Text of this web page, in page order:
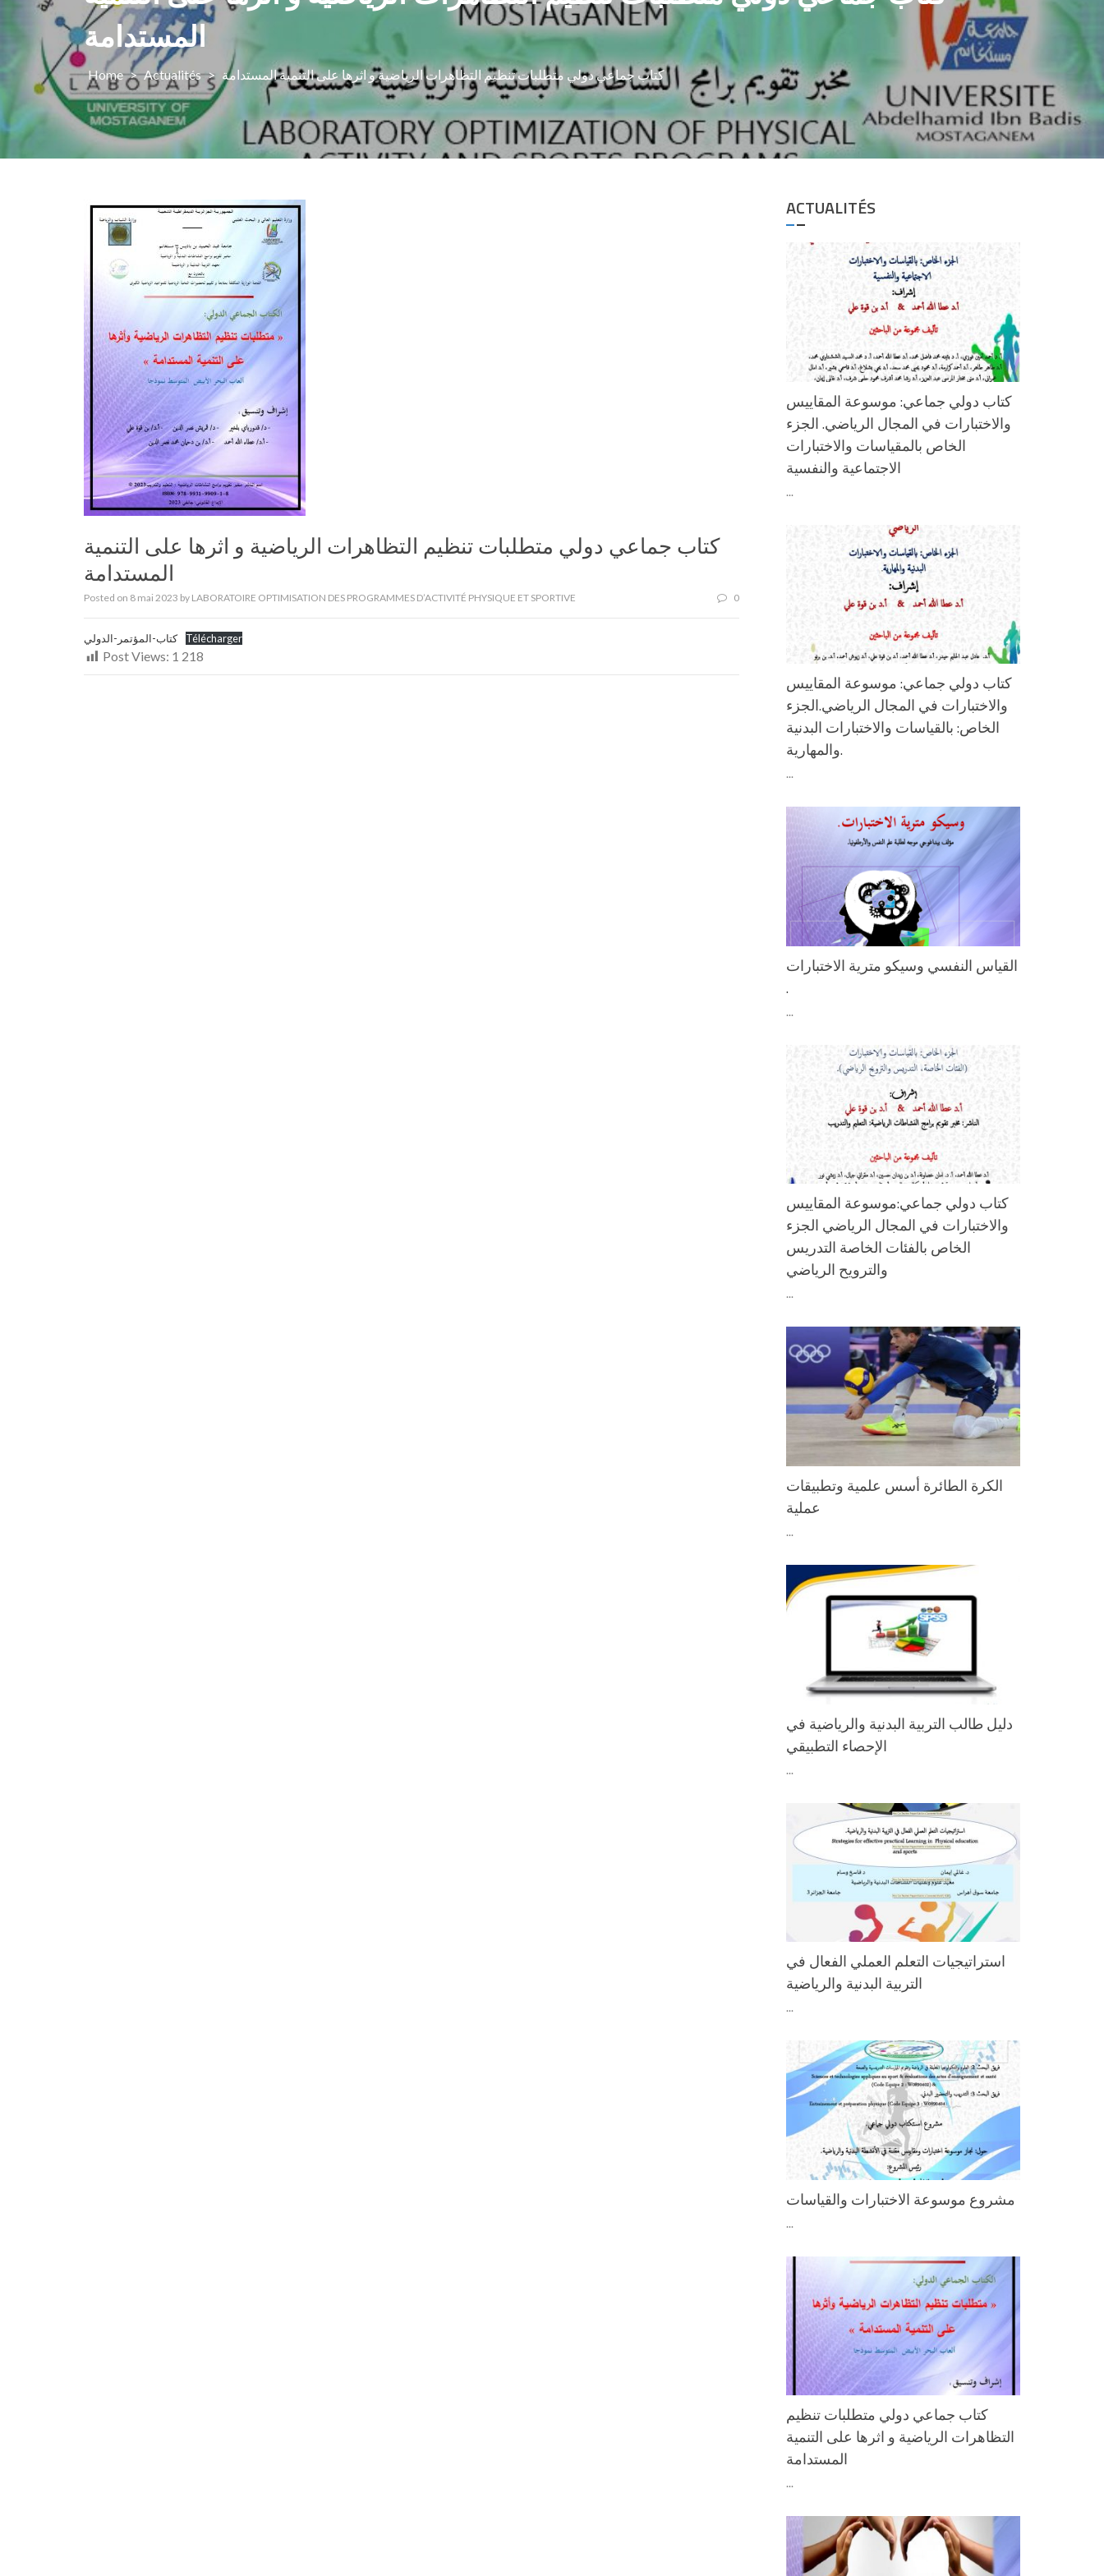
المستدامة
Home > Actualités > كتاب جماعي دولي متطلبات تنظيم التظاهرات الرياضية و اثرها على التنمية المستدامة
كتاب جماعي دولي متطلبات تنظيم التظاهرات الرياضية و اثرها على التنمية
المستدامة
Posted on 8 mai 2023 by LABORATOIRE OPTIMISATION DES PROGRAMMES D’ACTIVITÉ PHYSIQUE ET SPORTIVE 0
كتاب-المؤتمر-الدولي Télécharger
Post Views: 1 218
ACTUALITÉS
كتاب دولي جماعي: موسوعة المقاييس
والاختبارات في المجال الرياضي. الجزء
الخاص بالمقياسات والاختبارات
الاجتماعية والنفسية
...
كتاب دولي جماعي: موسوعة المقاييس
والاختبارات في المجال الرياضي.الجزء
الخاص: بالقياسات والاختبارات البدنية
والمهارية.
...
اﻟﻘﻴﺎس اﻟﻨﻔﺴﻲ وﺳﻴﻜﻮ ﻣﺘﺮﻳﺔ اﻻﺧﺘﺒﺎرات
.
...
كتاب دولي جماعي:موسوعة المقاييس
والاختبارات في المجال الرياضي الجزء
الخاص بالفئات الخاصة التدريس
والترويح الرياضي
...
الكرة الطائرة أسس علمية وتطبيقات
عملية
...
دليل طالب التربية البدنية والرياضية في
الإحصاء التطبيقي
...
استراتیجیات التعلم العملي الفعال في
التربیة البدنیة والرياضية
...
مشروع موسوعة الاختبارات والقياسات
...
كتاب جماعي دولي متطلبات تنظيم
التظاهرات الرياضية و اثرها على التنمية
المستدامة
...